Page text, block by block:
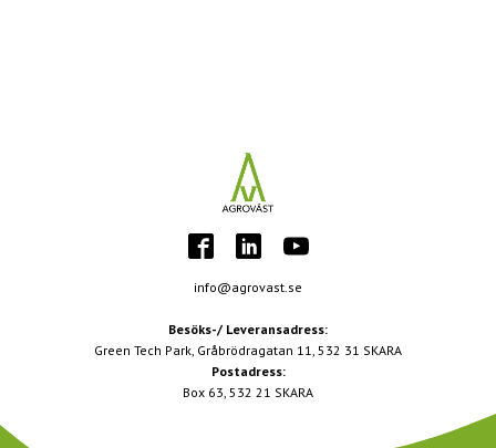
info@agrovast.se
Besöks-/ Leveransadress:
Green Tech Park, Gråbrödragatan 11, 532 31 SKARA
Postadress:
Box 63, 532 21 SKARA